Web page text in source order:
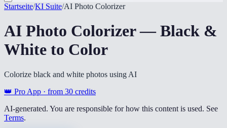
Startseite/KI Suite/AI Photo Colorizer
AI Photo Colorizer — Black &
White to Color
Colorize black and white photos using AI
👑 Pro App · from 30 credits
AI-generated. You are responsible for how this content is used. See
Terms.